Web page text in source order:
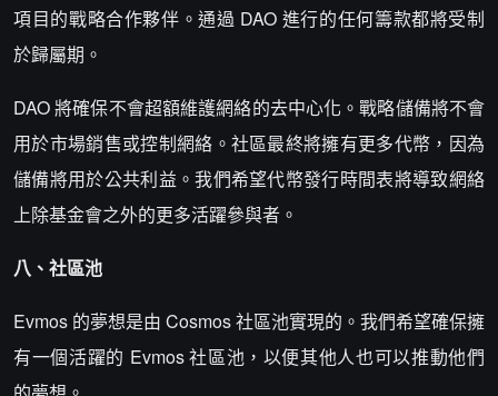
項目的戰略合作夥伴。通過 DAO 進行的任何籌款都將受制
於歸屬期。
DAO 將確保不會超額維護網絡的去中心化。戰略儲備將不會
用於市場銷售或控制網絡。社區最終將擁有更多代幣，因為
儲備將用於公共利益。我們希望代幣發行時間表將導致網絡
上除基金會之外的更多活躍參與者。
八、社區池
Evmos 的夢想是由 Cosmos 社區池實現的。我們希望確保擁
有一個活躍的 Evmos 社區池，以便其他人也可以推動他們